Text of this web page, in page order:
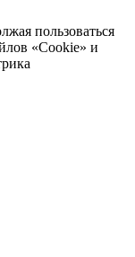
пользоваться
«Cookie» и